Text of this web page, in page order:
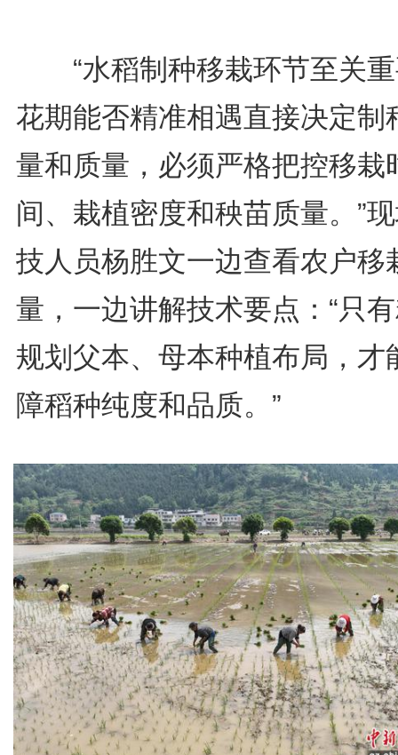
“水稻制种移栽环节至关重
花期能否精准相遇直接决定制
量和质量，必须严格把控移栽
间、栽植密度和秧苗质量。”
技人员杨胜文一边查看农户移
量，一边讲解技术要点：“只
规划父本、母本种植布局，才
障稻种纯度和品质。”